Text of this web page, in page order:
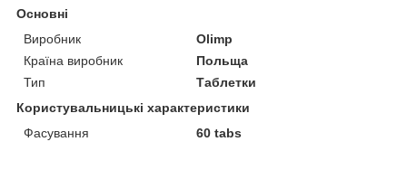
Основні
Виробник
Olimp
Країна виробник
Польща
Тип
Таблетки
Користувальницькі характеристики
Фасування
60 tabs